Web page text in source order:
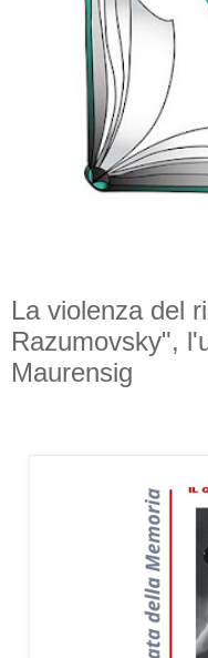
La violenza del
Razumovsky",
Maurensig